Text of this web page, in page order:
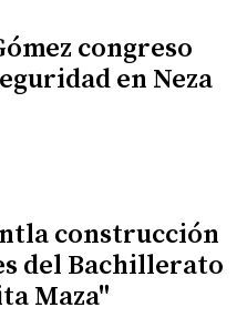
congreso
en Neza
construcción
del Bachillerato
Maza"